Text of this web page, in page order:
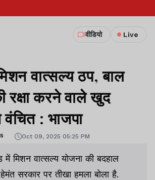
वीडियो Live
वात्सल्य ठप, बाल
रक्षा करने वाले खुद
: भाजपा
Oct 09, 2025 05:25 PM
में मिशन वात्सल्य योजना की बदहाल
सरकार पर तीखा हमला बोला है.